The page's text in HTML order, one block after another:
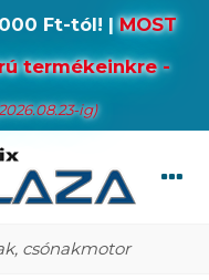
Ft-tól! |MOST
termékeinkre -
ig)
csónakmotor